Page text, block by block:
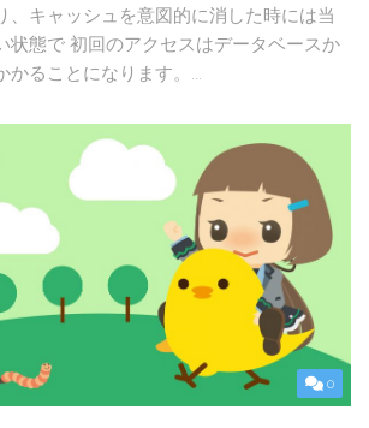
、キャッシュを意図的に消した時には当
状態で 初回のアクセスはデータベースか
かることになります。...
0